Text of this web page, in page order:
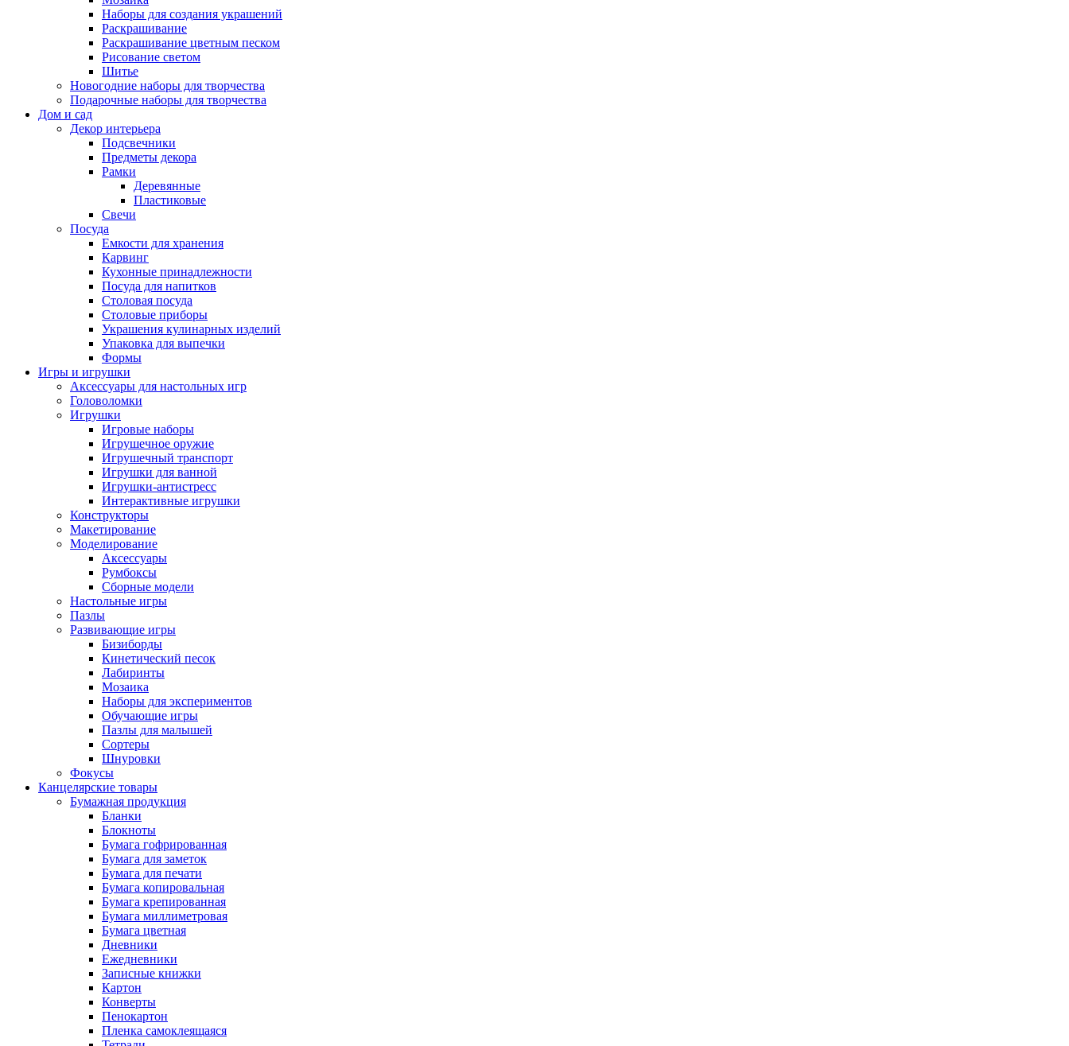
Наборы для создания украшений
Раскрашивание
Раскрашивание цветным песком
Рисование светом
Шитье
Новогодние наборы для творчества
Подарочные наборы для творчества
Дом и сад
Декор интерьера
Подсвечники
Предметы декора
Рамки
Деревянные
Пластиковые
Свечи
Посуда
Емкости для хранения
Карвинг
Кухонные принадлежности
Посуда для напитков
Столовая посуда
Столовые приборы
Украшения кулинарных изделий
Упаковка для выпечки
Формы
Игры и игрушки
Аксессуары для настольных игр
Головоломки
Игрушки
Игровые наборы
Игрушечное оружие
Игрушечный транспорт
Игрушки для ванной
Игрушки-антистресс
Интерактивные игрушки
Конструкторы
Макетирование
Моделирование
Аксессуары
Румбоксы
Сборные модели
Настольные игры
Пазлы
Развивающие игры
Бизиборды
Кинетический песок
Лабиринты
Мозаика
Наборы для экспериментов
Обучающие игры
Пазлы для малышей
Сортеры
Шнуровки
Фокусы
Канцелярские товары
Бумажная продукция
Бланки
Блокноты
Бумага гофрированная
Бумага для заметок
Бумага для печати
Бумага копировальная
Бумага крепированная
Бумага миллиметровая
Бумага цветная
Дневники
Ежедневники
Записные книжки
Картон
Конверты
Пенокартон
Пленка самоклеящаяся